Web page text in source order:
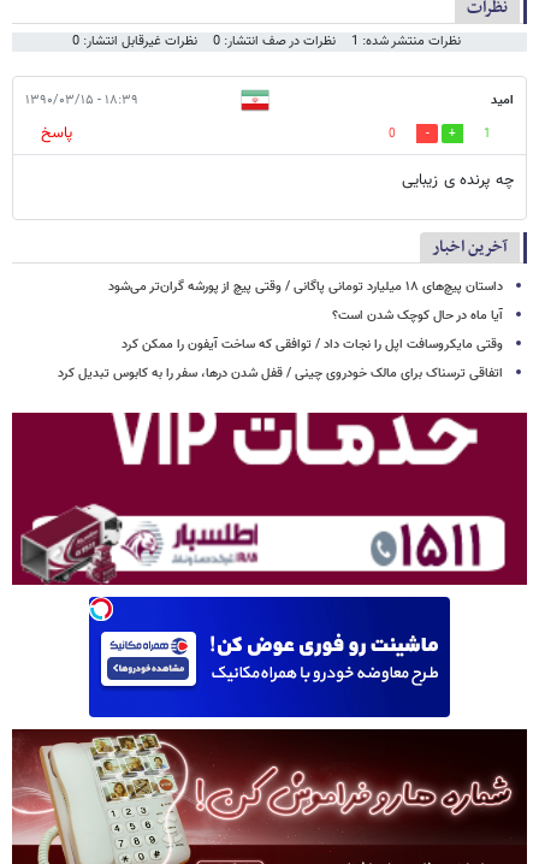
نظرات
نظرات منتشر شده: 1 نظرات در صف انتشار: 0 نظرات غیرقابل انتشار: 0
امید ۱۸:۳۹ - ۱۳۹۰/۰۳/۱۵
1
0
پاسخ
چه پرنده ی زیبایی
آخرین اخبار
داستان پیچ‌های ۱۸ میلیارد تومانی پاگانی / وقتی پیچ از پورشه گران‌تر می‌شود
آیا ماه در حال کوچک شدن است؟
وقتی مایکروسافت اپل را نجات داد / توافقی که ساخت آیفون را ممکن کرد
اتفاقی ترسناک برای مالک خودروی چینی / قفل شدن درها، سفر را به کابوس تبدیل کرد